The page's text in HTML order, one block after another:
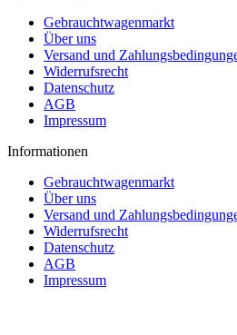
Gebrauchtwagenmarkt
Über uns
Versand und
Widerrufsrecht
Datenschutz
AGB
Impressum
Informationen
Gebrauchtwagenmarkt
Über uns
Versand und
Widerrufsrecht
Datenschutz
AGB
Impressum